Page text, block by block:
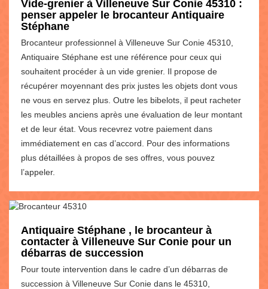
Vide-grenier à Villeneuve Sur Conie 45310 :
penser appeler le brocanteur Antiquaire
Stéphane
Brocanteur professionnel à Villeneuve Sur Conie 45310,
Antiquaire Stéphane est une référence pour ceux qui
souhaitent procéder à un vide grenier. Il propose de
récupérer moyennant des prix justes les objets dont vous
ne vous en servez plus. Outre les bibelots, il peut racheter
les meubles anciens après une évaluation de leur montant
et de leur état. Vous recevrez votre paiement dans
immédiatement en cas d’accord. Pour des informations
plus détaillées à propos de ses offres, vous pouvez
l’appeler.
Antiquaire Stéphane , le brocanteur à
contacter à Villeneuve Sur Conie pour un
débarras de succession
Pour toute intervention dans le cadre d’un débarras de
succession à Villeneuve Sur Conie dans le 45310,